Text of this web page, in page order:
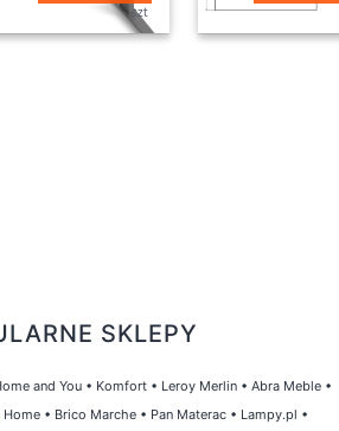
szt
SKLEPY
and You • Komfort • Leroy Merlin • Abra Meble •
Home • Brico Marche • Pan Materac • Lampy.pl •